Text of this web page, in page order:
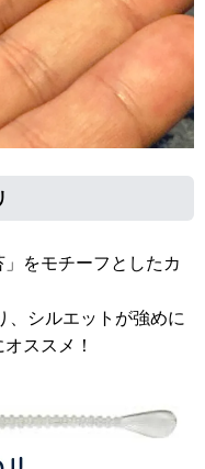
」をモチーフとしたカ
、シルエットが強めに
ススメ！